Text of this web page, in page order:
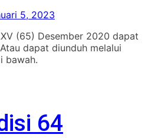
5, 2023
(65) Desember 2020 dapat
dapat diunduh melalui
bawah.
64